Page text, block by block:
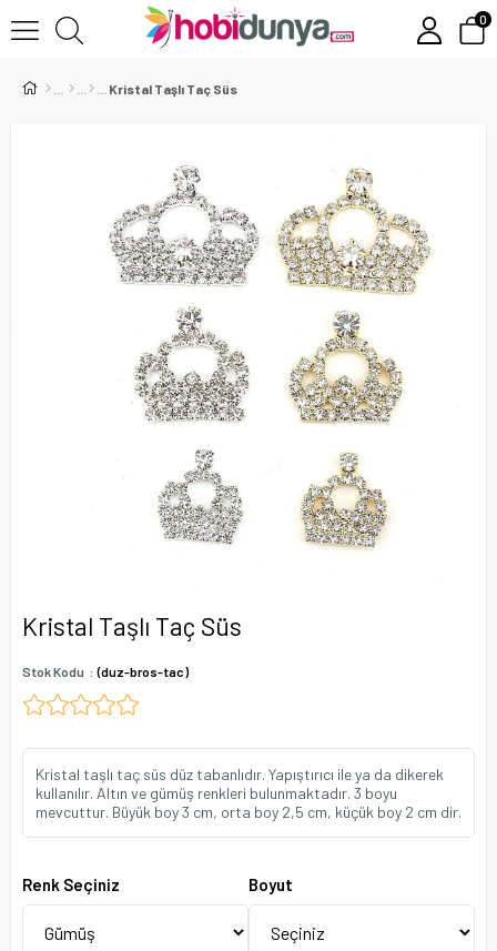
0
Kristal Taşlı Taç Süs
Kristal Taşlı Taç Süs
Stok Kodu (duz-bros-tac)
Kristal taşlı taç süs düz tabanlıdır. Yapıştırıcı ile ya da dikerek
kullanılır. Altın ve gümüş renkleri bulunmaktadır. 3 boyu
mevcuttur. Büyük boy 3 cm, orta boy 2,5 cm, küçük boy 2 cm dir.
Renk Seçiniz Boyut